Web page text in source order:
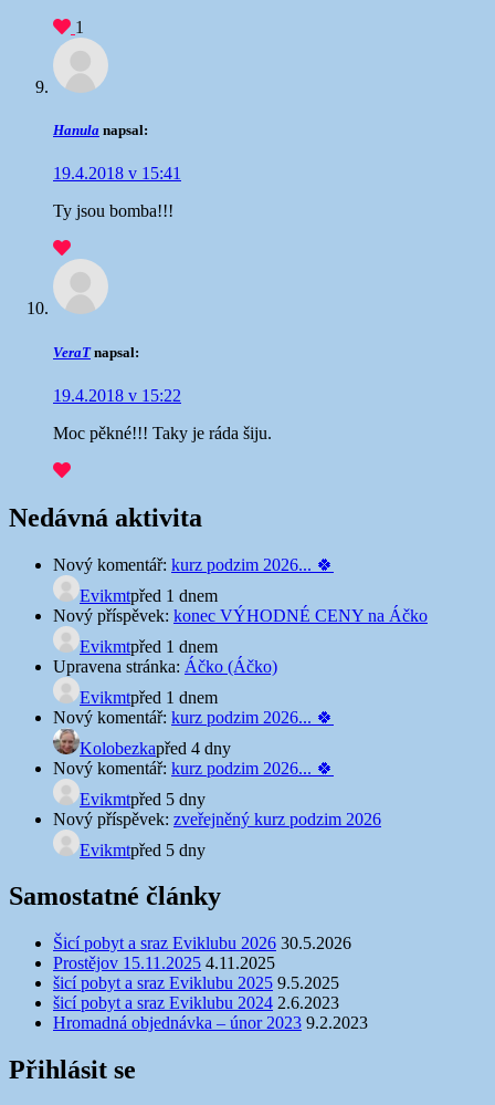
1
Hanula napsal:
19.4.2018 v 15:41
Ty jsou bomba!!!
VeraT napsal:
19.4.2018 v 15:22
Moc pěkné!!! Taky je ráda šiju.
Nedávná aktivita
Nový komentář: kurz podzim 2026... 🍀
Evikmtpřed 1 dnem
Nový příspěvek: konec VÝHODNÉ CENY na Áčko
Evikmtpřed 1 dnem
Upravena stránka: Áčko (Áčko)
Evikmtpřed 1 dnem
Nový komentář: kurz podzim 2026... 🍀
Kolobezkapřed 4 dny
Nový komentář: kurz podzim 2026... 🍀
Evikmtpřed 5 dny
Nový příspěvek: zveřejněný kurz podzim 2026
Evikmtpřed 5 dny
Samostatné články
Šicí pobyt a sraz Eviklubu 2026 30.5.2026
Prostějov 15.11.2025 4.11.2025
šicí pobyt a sraz Eviklubu 2025 9.5.2025
šicí pobyt a sraz Eviklubu 2024 2.6.2023
Hromadná objednávka – únor 2023 9.2.2023
Přihlásit se